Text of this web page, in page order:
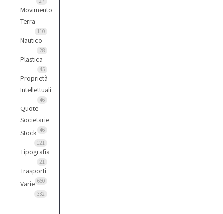
Movimento
Terra
110
Nautico
28
Plastica
45
Proprietà
Intellettuali
46
Quote
Societarie
46
Stock
121
Tipografia
21
Trasporti
660
Varie
332